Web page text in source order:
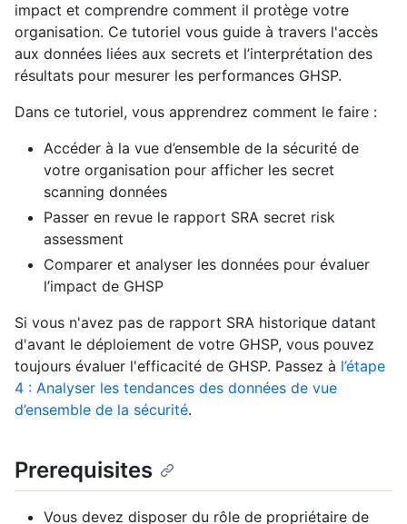
impact et comprendre comment il protège votre
organisation. Ce tutoriel vous guide à travers l'accès
aux données liées aux secrets et l’interprétation des
résultats pour mesurer les performances GHSP.
Dans ce tutoriel, vous apprendrez comment le faire :
Accéder à la vue d’ensemble de la sécurité de
votre organisation pour afficher les secret
scanning données
Passer en revue le rapport SRA secret risk
assessment
Comparer et analyser les données pour évaluer
l’impact de GHSP
Si vous n'avez pas de rapport SRA historique datant
d'avant le déploiement de votre GHSP, vous pouvez
toujours évaluer l'efficacité de GHSP. Passez à l’étape
4 : Analyser les tendances des données de vue
d’ensemble de la sécurité.
Prerequisites
Vous devez disposer du rôle de propriétaire de